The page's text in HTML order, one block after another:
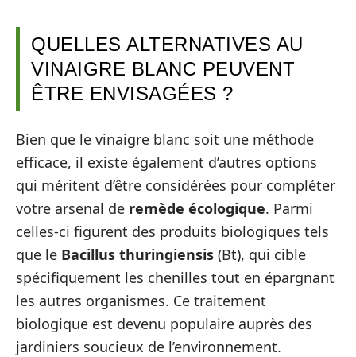
QUELLES ALTERNATIVES AU
VINAIGRE BLANC PEUVENT
ÊTRE ENVISAGÉES ?
Bien que le vinaigre blanc soit une méthode
efficace, il existe également d’autres options
qui méritent d’être considérées pour compléter
votre arsenal de remède écologique. Parmi
celles-ci figurent des produits biologiques tels
que le Bacillus thuringiensis (Bt), qui cible
spécifiquement les chenilles tout en épargnant
les autres organismes. Ce traitement
biologique est devenu populaire auprès des
jardiniers soucieux de l’environnement.